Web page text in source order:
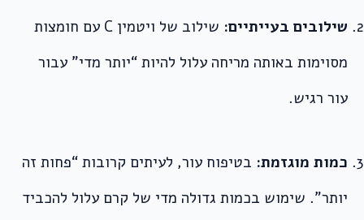
שילובים בעייתיים:
שילוב של ויטמין C עם חומצות
מסוימות באותה מריחה עלול להיות “יותר מדי” עבור
עור רגיש.
כמות מוגזמת: בטיפוח עור, לעיתים קרובות “פחות זה
יותר”. שימוש בכמות גדולה מדי של קרם עלול להכביד